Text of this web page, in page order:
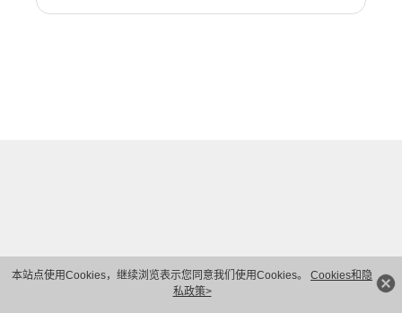
本站点使用Cookies，继续浏览表示您同意我们使用Cookies。 Cookies和隐
私政策>